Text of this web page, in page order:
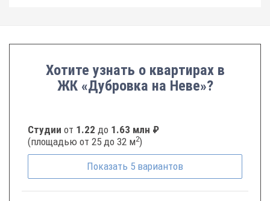
Хотите узнать о квартирах в
ЖК «Дубровка на Неве»?
Студии от 1.22 до 1.63 млн ₽
(площадью от 25 до 32 м2)
Показать 5 вариантов